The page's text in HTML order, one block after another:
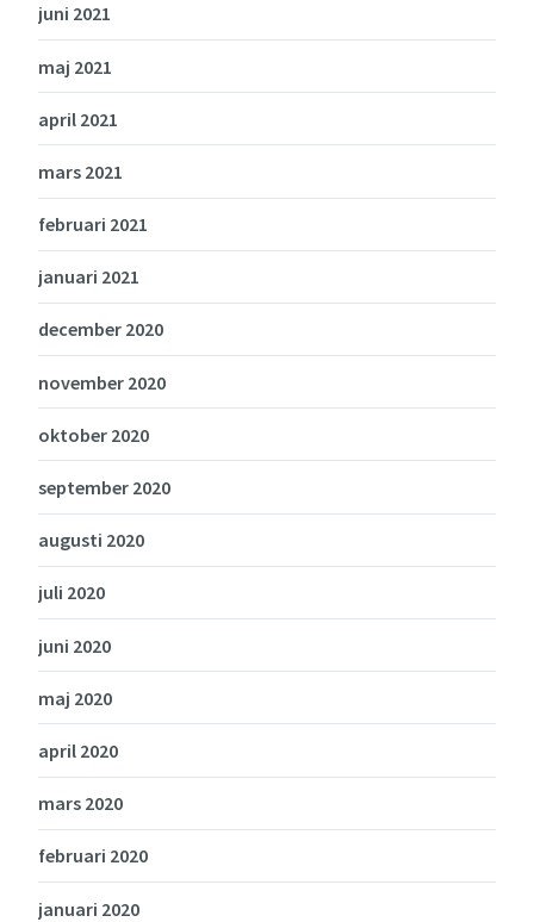
juni 2021
maj 2021
april 2021
mars 2021
februari 2021
januari 2021
december 2020
november 2020
oktober 2020
september 2020
augusti 2020
juli 2020
juni 2020
maj 2020
april 2020
mars 2020
februari 2020
januari 2020